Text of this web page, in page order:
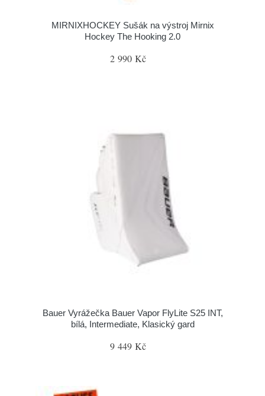
MIRNIXHOCKEY Sušák na výstroj Mirnix
Hockey The Hooking 2.0
2 990 Kč
Bauer Vyrážečka Bauer Vapor FlyLite S25 INT,
bílá, Intermediate, Klasický gard
9 449 Kč